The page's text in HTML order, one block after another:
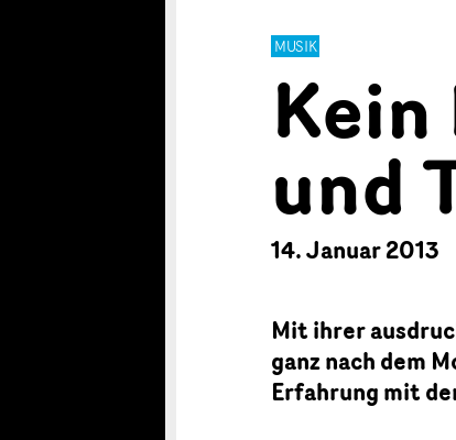
MUSIK
und
14. Januar 2013
Mit ihrer
ganz nach dem
Erfahrung mit